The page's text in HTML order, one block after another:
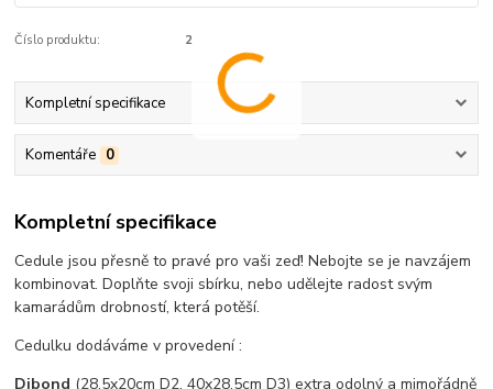
Číslo produktu: 2
Kompletní specifikace
Komentáře 0
Kompletní specifikace
Cedule jsou přesně to pravé pro vaši zeď! Nebojte se je navzájem
kombinovat. Doplňte svoji sbírku, nebo udělejte radost svým
kamarádům drobností, která potěší.
Cedulku dodáváme v provedení :
Dibond (28,5x20cm D2, 40x28,5cm D3) extra odolný a mimořádně